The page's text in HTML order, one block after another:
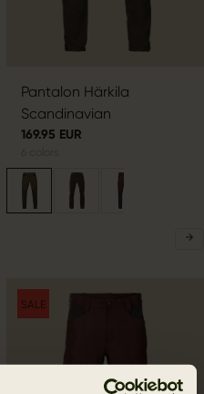
Pantalon Härkila
Scandinavian
169.95 EUR
SALE